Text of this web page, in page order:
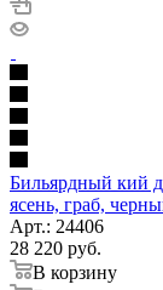
Бильярдный кий
ясень, граб,
Арт.: 24406
28 220 руб.
В корзину